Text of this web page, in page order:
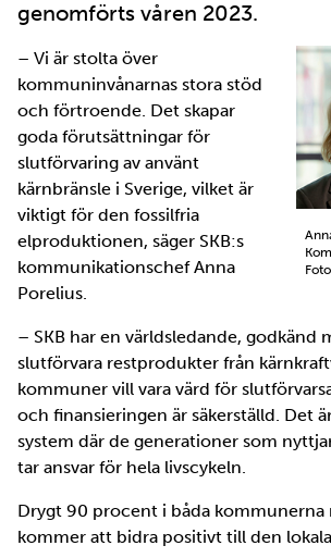
genomförts våren 2023.
– Vi är stolta över
kommuninvånarnas stora stöd
och förtroende. Det skapar
goda förutsättningar för
slutförvaring av använt
kärnbränsle i Sverige, vilket är
viktigt för den fossilfria
elproduktionen, säger SKB:s
kommunikationschef Anna
Porelius.
– SKB har en världsledande, godkänd
slutförvara restprodukter från
kommuner vill vara värd för
och finansieringen är säkerställd. Det
system där de generationer som
tar ansvar för hela livscykeln.
Drygt 90 procent i båda kommunerna
kommer att bidra positivt till den